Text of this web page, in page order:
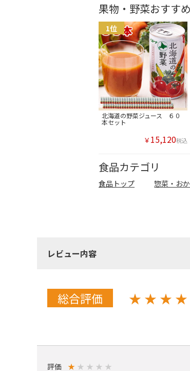
果物・野菜おすす
北海道の野菜ジュース ６０
本セット
￥ 15,120税込
食品カテゴリ
食品トップ 惣菜・お
レビュー内容
総合評価 ★ ★ ★ ★
評価 ★ ★ ★ ★ ★